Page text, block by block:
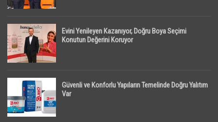
Evini Yenileyen Kazanıyor, Doğru Boya Seçimi
Konutun Değerini Koruyor
Güvenli ve Konforlu Yapıların Temelinde Doğru Yalıtım
Var